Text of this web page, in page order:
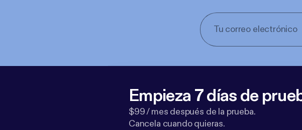
Empieza 7 días de
$99 / mes después de la prueba.
Cancela cuando quieras.